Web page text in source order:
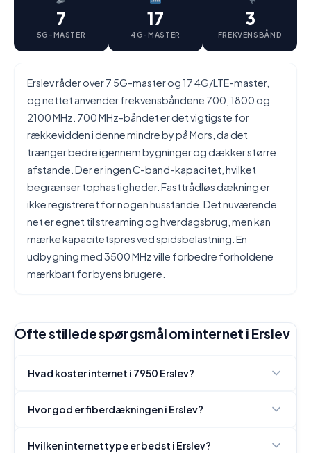
7
5G-MASTER
17
4G-MASTER
3
FREKVENSBÅND
Erslev råder over 7 5G-master og 17 4G/LTE-master,
og nettet anvender frekvensbåndene 700, 1800 og
2100 MHz. 700 MHz-båndet er det vigtigste for
rækkevidden i denne mindre by på Mors, da det
trænger bedre igennem bygninger og dækker større
afstande. Der er ingen C-band-kapacitet, hvilket
begrænser tophastigheder. Fasttrådløs dækning er
ikke registreret for nogen husstande. Det nuværende
net er egnet til streaming og hverdagsbrug, men kan
mærke kapacitetspres ved spidsbelastning. En
udbygning med 3500 MHz ville forbedre forholdene
mærkbart for byens brugere.
Ofte stillede spørgsmål om internet i Erslev
Hvad koster internet i 7950 Erslev?
Hvor god er fiberdækningen i Erslev?
Hvilken internettype er bedst i Erslev?